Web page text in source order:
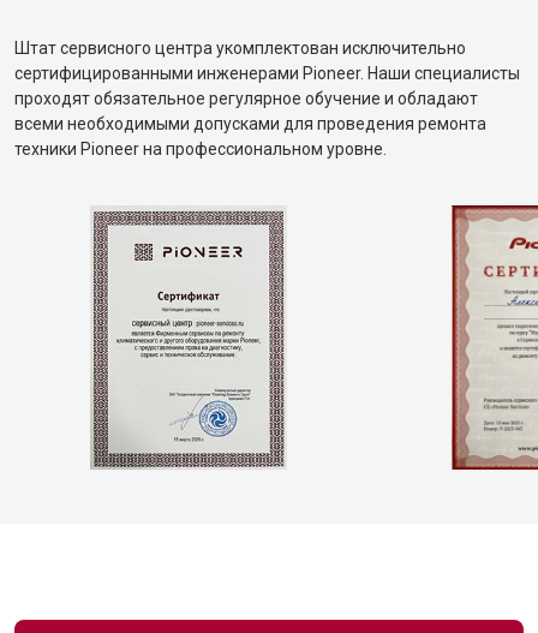
Штат сервисного центра укомплектован исключительно
сертифицированными инженерами Pioneer. Наши специалисты
проходят обязательное регулярное обучение и обладают
всеми необходимыми допусками для проведения ремонта
техники Pioneer на профессиональном уровне.